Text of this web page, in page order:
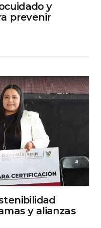
y
prevenir
y alianzas